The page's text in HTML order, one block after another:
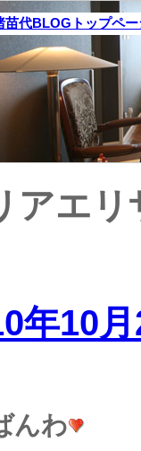
苗代BLOGトップペー
アエリ
年10
んわ